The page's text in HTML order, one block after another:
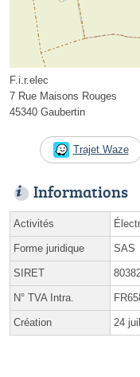
F.i.r.elec
7 Rue Maisons Rouges
45340 Gaubertin
Trajet Waze
Informations
Activités
Forme juridique SAS
SIRET
N° TVA Intra.
Création 24